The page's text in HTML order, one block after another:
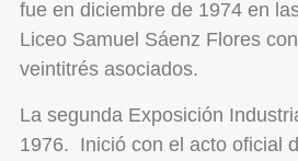
fue en diciembre de 1974 en
Liceo Samuel Sáenz Flores
veintitrés asociados.
La segunda Exposición
1976. Inició con el acto oficial